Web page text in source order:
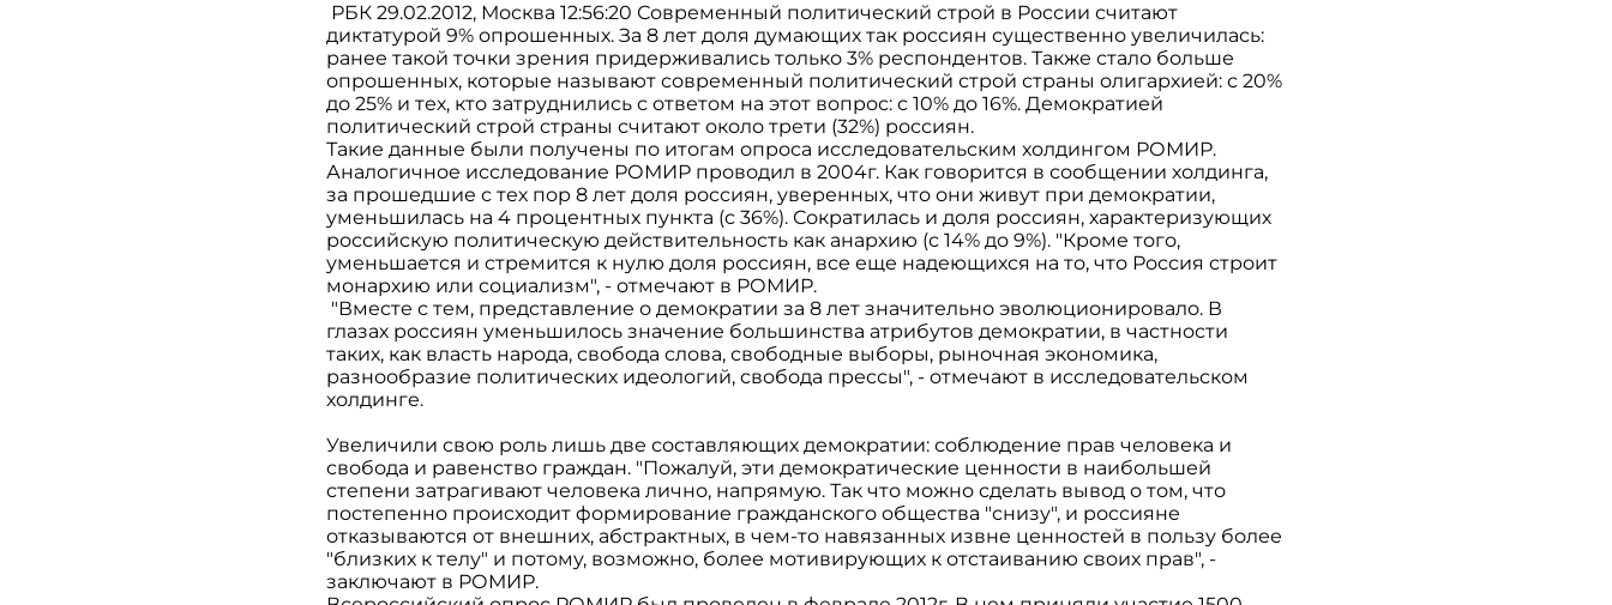
РБК 29.02.2012, Москва 12:56:20 Современный политический строй в России считают
диктатурой 9% опрошенных. За 8 лет доля думающих так россиян существенно увеличилась:
ранее такой точки зрения придерживались только 3% респондентов. Также стало больше
опрошенных, которые называют современный политический строй страны олигархией: с 20%
до 25% и тех, кто затруднились с ответом на этот вопрос: с 10% до 16%. Демократией
политический строй страны считают около трети (32%) россиян.
Такие данные были получены по итогам опроса исследовательским холдингом РОМИР.
Аналогичное исследование РОМИР проводил в 2004г. Как говорится в сообщении холдинга,
за прошедшие с тех пор 8 лет доля россиян, уверенных, что они живут при демократии,
уменьшилась на 4 процентных пункта (с 36%). Сократилась и доля россиян, характеризующих
российскую политическую действительность как анархию (с 14% до 9%). "Кроме того,
уменьшается и стремится к нулю доля россиян, все еще надеющихся на то, что Россия строит
монархию или социализм", - отмечают в РОМИР.
"Вместе с тем, представление о демократии за 8 лет значительно эволюционировало. В
глазах россиян уменьшилось значение большинства атрибутов демократии, в частности
таких, как власть народа, свобода слова, свободные выборы, рыночная экономика,
разнообразие политических идеологий, свобода прессы", - отмечают в исследовательском
холдинге.
Увеличили свою роль лишь две составляющих демократии: соблюдение прав человека и
свобода и равенство граждан. "Пожалуй, эти демократические ценности в наибольшей
степени затрагивают человека лично, напрямую. Так что можно сделать вывод о том, что
постепенно происходит формирование гражданского общества "снизу", и россияне
отказываются от внешних, абстрактных, в чем-то навязанных извне ценностей в пользу более
"близких к телу" и потому, возможно, более мотивирующих к отстаиванию своих прав", -
заключают в РОМИР.